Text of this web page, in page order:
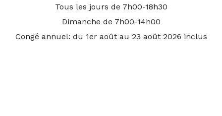
Tous les jours de 7h00-18h30
Dimanche de 7h00-14h00
Congé annuel: du 1er août au 23 août 2026 inclus